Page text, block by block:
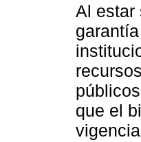
Al estar
que el